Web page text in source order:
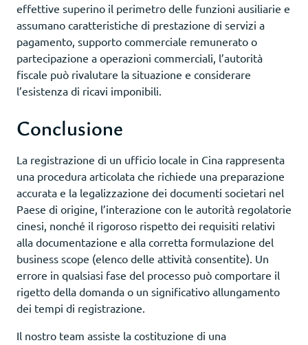
effettive superino il perimetro delle funzioni ausiliarie e
assumano caratteristiche di prestazione di servizi a
pagamento, supporto commerciale remunerato o
partecipazione a operazioni commerciali, l’autorità
fiscale può rivalutare la situazione e considerare
l’esistenza di ricavi imponibili.
Conclusione
La registrazione di un ufficio locale in Cina rappresenta
una procedura articolata che richiede una preparazione
accurata e la legalizzazione dei documenti societari nel
Paese di origine, l’interazione con le autorità regolatorie
cinesi, nonché il rigoroso rispetto dei requisiti relativi
alla documentazione e alla corretta formulazione del
business scope (elenco delle attività consentite). Un
errore in qualsiasi fase del processo può comportare il
rigetto della domanda o un significativo allungamento
dei tempi di registrazione.
Il nostro team assiste la costituzione di una